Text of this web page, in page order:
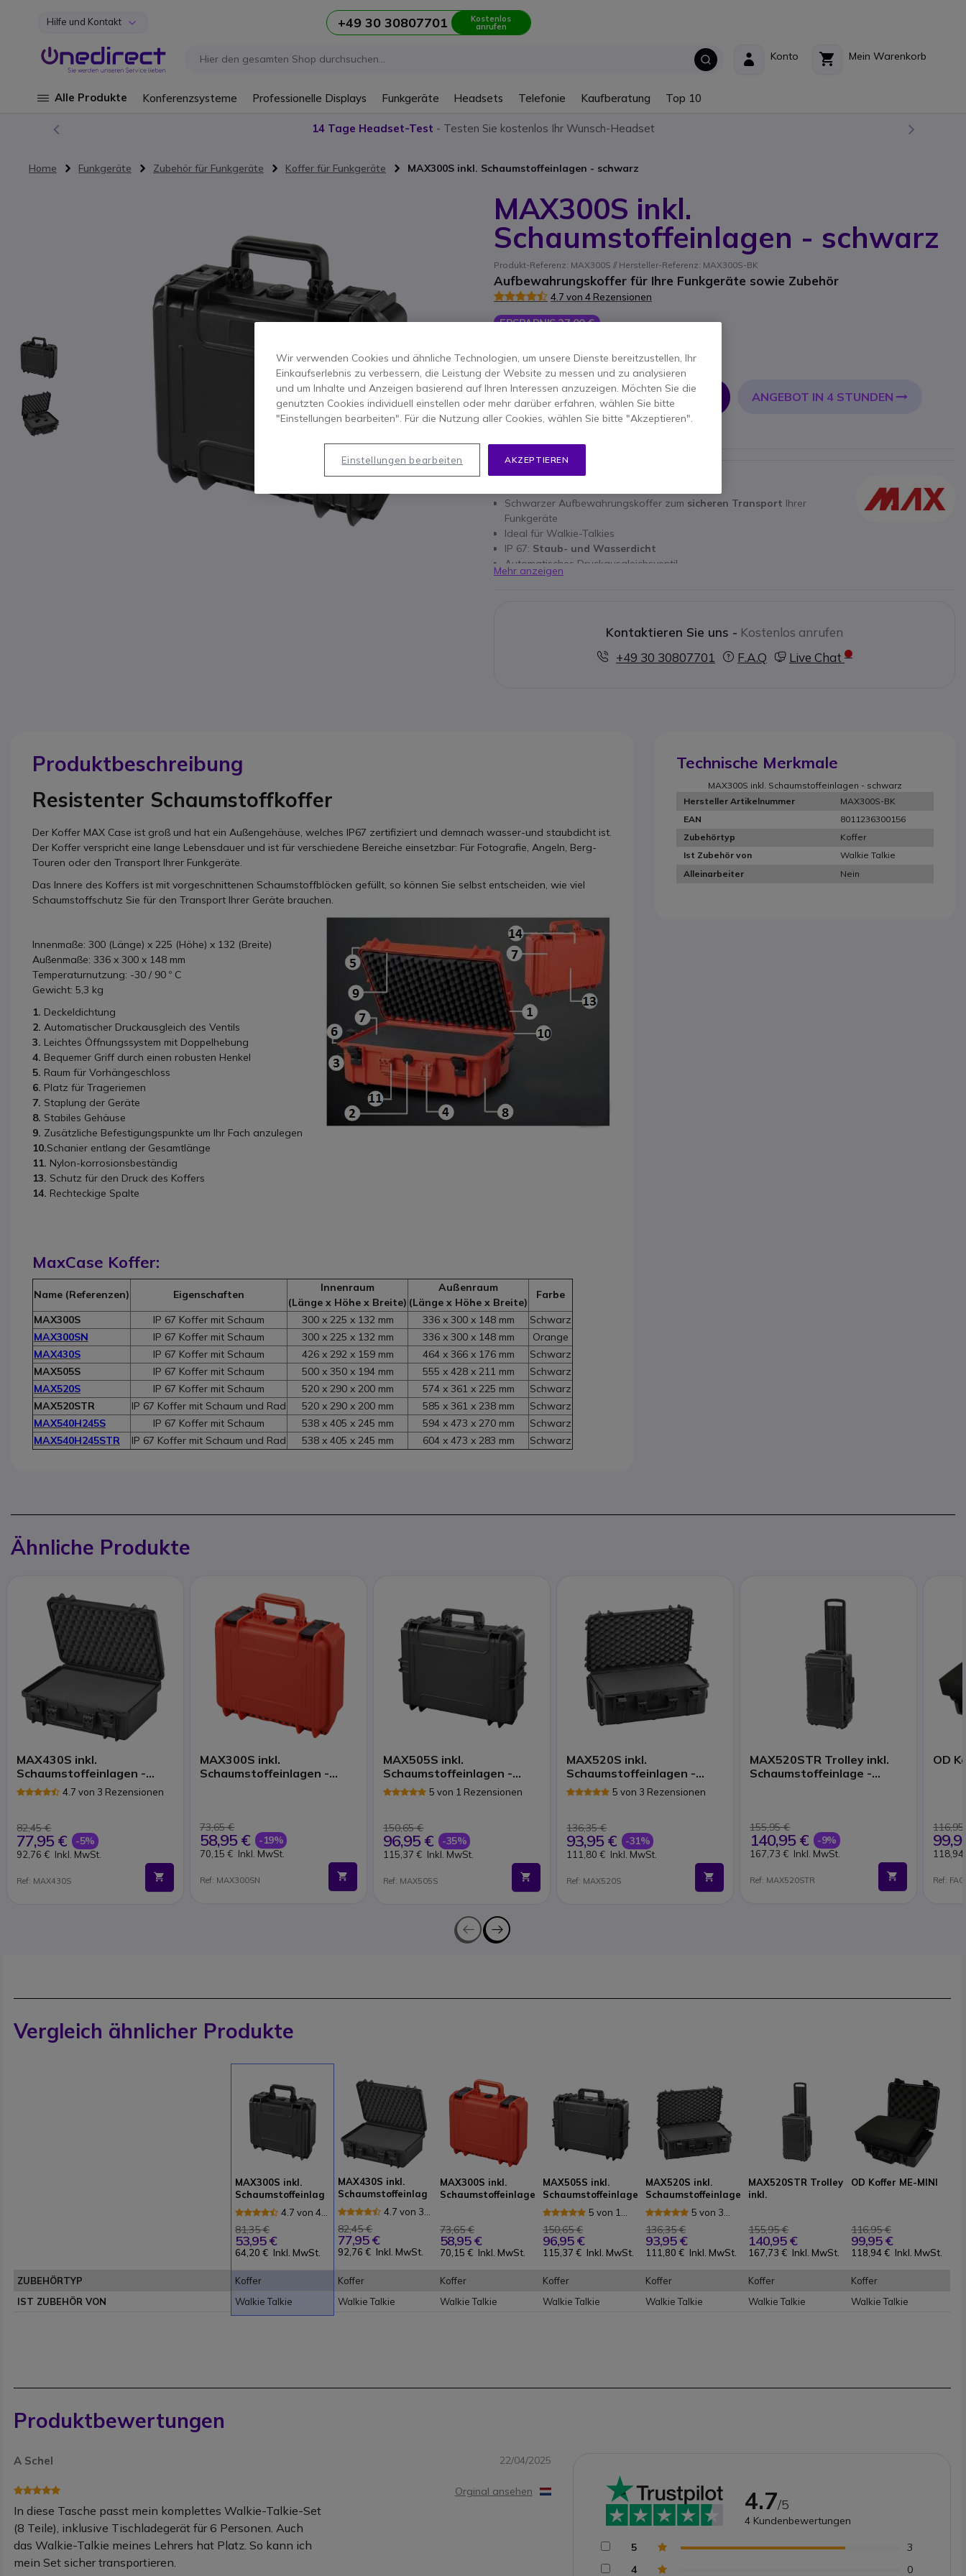
Zum Inhalt springen
Hilfe und Kontakt +49 30 30807701 Kostenlos
anrufen
Mein Warenkorb
Konto
Alle Produkte Konferenzsysteme Professionelle Displays Funkgeräte Headsets Telefonie Kaufberatung Top 10
14 Tage Headset-Test - Testen Sie kostenlos Ihr Wunsch-Headset
Home Funkgeräte Zubehör für Funkgeräte Koffer für Funkgeräte MAX300S inkl. Schaumstoffeinlagen - schwarz
MAX300S inkl.
Schaumstoffeinlagen - schwarz
Produkt-Referenz: MAX300S // Hersteller-Referenz: MAX300S-BK
Aufbewahrungskoffer für Ihre Funkgeräte sowie Zubehör
4.7 von 4 Rezensionen
ERSPARNIS 27,00 €
53,95 €- 64,20 € Inkl. MwSt.
Anzahl
IN DEN WARENKORB ANGEBOT IN 4 STUNDEN
Schwarzer Aufbewahrungskoffer zum sicheren Transport Ihrer
Funkgeräte
Ideal für Walkie-Talkies
IP 67: Staub- und Wasserdicht
Automatisches Druckausgleichsventil
Umlaufende Dichtung
Mehr anzeigen
Kontaktieren Sie uns - Kostenlos anrufen
+49 30 30807701
F.A.Q Live Chat
Produktbeschreibung
Resistenter Schaumstoffkoffer
Der Koffer MAX Case ist groß und hat ein Außengehäuse, welches IP67 zertifiziert und demnach wasser-und staubdicht ist.
Der Koffer verspricht eine lange Lebensdauer und ist für verschiedene Bereiche einsetzbar: Für Fotografie, Angeln, Berg-
Touren oder den Transport Ihrer Funkgeräte.
Das Innere des Koffers ist mit vorgeschnittenen Schaumstoffblöcken gefüllt, so können Sie selbst entscheiden, wie viel
Schaumstoffschutz Sie für den Transport Ihrer Geräte brauchen.
Innenmaße: 300 (Länge) x 225 (Höhe) x 132 (Breite)
Außenmaße: 336 x 300 x 148 mm
Temperaturnutzung: -30 / 90 º C
Gewicht: 5,3 kg
1. Deckeldichtung
2. Automatischer Druckausgleich des Ventils
3. Leichtes Öffnungssystem mit Doppelhebung
4. Bequemer Griff durch einen robusten Henkel
5. Raum für Vorhängeschloss
6. Platz für Trageriemen
7. Staplung der Geräte
8. Stabiles Gehäuse
9. Zusätzliche Befestigungspunkte um Ihr Fach anzulegen
10.Schanier entlang der Gesamtlänge
11. Nylon-korrosionsbeständig
13. Schutz für den Druck des Koffers
14. Rechteckige Spalte
MaxCase Koffer:
Name (Referenzen) Eigenschaften
Innenraum
(Länge x Höhe x Breite)
Außenraum
(Länge x Höhe x Breite)
Farbe
MAX300S
IP 67 Koffer mit Schaum 300 x 225 x 132 mm 336 x 300 x 148 mm
Schwarz
MAX300SN
IP 67 Koffer mit Schaum 300 x 225 x 132 mm 336 x 300 x 148 mm
Orange
MAX430S
IP 67 Koffer mit Schaum 426 x 292 x 159 mm 464 x 366 x 176 mm
Schwarz
MAX505S
IP 67 Koffer mit Schaum 500 x 350 x 194 mm 555 x 428 x 211 mm
Schwarz
MAX520S
IP 67 Koffer mit Schaum 520 x 290 x 200 mm 574 x 361 x 225 mm
Schwarz
MAX520STR
IP 67 Koffer mit Schaum und Rad 520 x 290 x 200 mm 585 x 361 x 238 mm
Schwarz
MAX540H245S
IP 67 Koffer mit Schaum 538 x 405 x 245 mm 594 x 473 x 270 mm
Schwarz
MAX540H245STR
IP 67 Koffer mit Schaum und Rad 538 x 405 x 245 mm 604 x 473 x 283 mm Schwarz
Technische Merkmale
MAX300S inkl. Schaumstoffeinlagen - schwarz
Hersteller Artikelnummer
MAX300S-BK
EAN
8011236300156
Zubehörtyp
Koffer
Ist Zubehör von
Walkie Talkie
Alleinarbeiter
Nein
Ähnliche Produkte
MAX430S inkl.
Schaumstoffeinlagen -
schwarz4.7 von 3 Rezensionen
82,45 €
77,95 € -5%
92,76 € Inkl. MwSt.
Ref: MAX430S
MAX300S inkl.
Schaumstoffeinlagen -
73,65 €
58,95 € -19%
70,15 € Inkl. MwSt.
Ref: MAX300SN
MAX505S inkl.
Schaumstoffeinlagen -
schwarz5 von 1 Rezensionen
150,65 €
96,95 € -35%
115,37 € Inkl. MwSt.
Ref: MAX505S
MAX520S inkl.
Schaumstoffeinlagen -
schwarz5 von 3 Rezensionen
136,35 €
93,95 € -31%
111,80 € Inkl. MwSt.
Ref: MAX520S
MAX520STR Trolley inkl.
Schaumstoffeinlage -
155,95 €
140,95 € -9%
167,73 € Inkl. MwSt.
Ref: MAX520STR
OD
Ref:
Vergleich ähnlicher Produkte
MAX300S inkl.
Schaumstoffeinlag
en - schwarz4.7 von 4
Rezensionen
81,35 €
53,95 €
64,20 € Inkl. MwSt.
MAX430S inkl.
Schaumstoffeinlag
en - schwarz4.7 von 3
Rezensionen
82,45 €
77,95 €
92,76 € Inkl. MwSt.
MAX300S inkl.
Schaumstoffeinlage
73,65 €
58,95 €
70,15 € Inkl. MwSt.
MAX505S inkl.
Schaumstoffeinlage
n - schwarz5 von 1
Rezensionen
150,65 €
96,95 €
115,37 € Inkl. MwSt.
MAX520S inkl.
Schaumstoffeinlage
n - schwarz5 von 3
Rezensionen
136,35 €
93,95 €
111,80 € Inkl. MwSt.
MAX520STR Trolley
inkl.
155,95 €
140,95 €
167,73 € Inkl. MwSt.
OD Koffer ME-MINI
116,95 €
99,95 €
118,94 € Inkl. MwSt.
ZUBEHÖRTYP Koffer Koffer Koffer Koffer Koffer Koffer
Koffer
IST ZUBEHÖR VON
Walkie Talkie Walkie Talkie Walkie Talkie Walkie Talkie Walkie Talkie Walkie Talkie Walkie Talkie
Produktbewertungen
A Schel 22/04/2025
In diese Tasche passt mein komplettes Walkie-Talkie-Set
(8 Teile), inklusive Tischladegerät für 6 Personen. Auch
das Walkie-Talkie meines Lehrers hat Platz. So kann ich
mein Set sicher transportieren.
Orginal ansehen 4.7/5
4 Kundenbewertungen
5
3
4
0
Wir verwenden Cookies und ähnliche Technologien, um unsere Dienste bereitzustellen, Ihr
Einkaufserlebnis zu verbessern, die Leistung der Website zu messen und zu analysieren
und um Inhalte und Anzeigen basierend auf Ihren Interessen anzuzeigen. Möchten Sie die
genutzten Cookies individuell einstellen oder mehr darüber erfahren, wählen Sie bitte
"Einstellungen bearbeiten". Für die Nutzung aller Cookies, wählen Sie bitte "Akzeptieren".
AKZEPTIEREN
Einstellungen bearbeiten